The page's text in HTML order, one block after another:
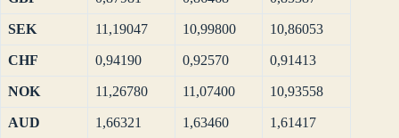
SEK 11,19047 10,99800 10,86053
CHF 0,94190 0,92570 0,91413
NOK 11,26780 11,07400 10,93558
AUD 1,66321 1,63460 1,61417